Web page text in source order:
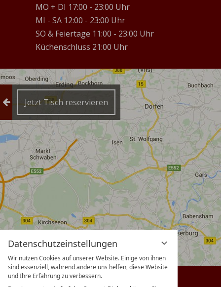
Datenschutzeinstellungen
Wir nutzen Cookies auf unserer Website. Einige von ihnen
sind essenziell, während andere uns helfen, diese Website
und Ihre Erfahrung zu verbessern.
Reservierung einklappen
Jetzt Tisch reservieren
MO + DI 17:00 - 23:00 Uhr
MI - SA 12:00 - 23:00 Uhr
SO & Feiertage 11:00 - 23:00 Uhr
Küchenschluss 21:00 Uhr